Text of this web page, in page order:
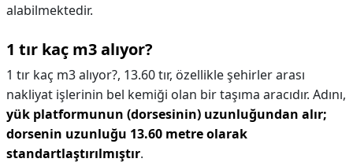
alabilmektedir.
1 tır kaç m3 alıyor?
1 tır kaç m3 alıyor?, 13.60 tır, özellikle şehirler arası
nakliyat işlerinin bel kemiği olan bir taşıma aracıdır. Adını,
yük platformunun (dorsesinin) uzunluğundan alır;
dorsenin uzunluğu 13.60 metre olarak
standartlaştırılmıştır.